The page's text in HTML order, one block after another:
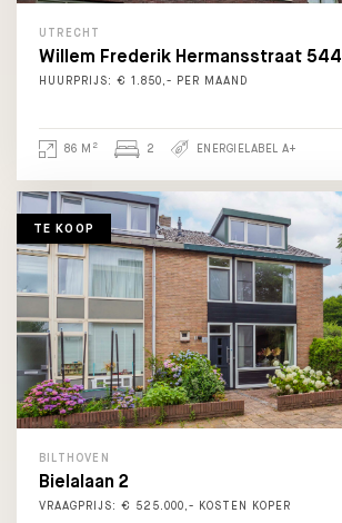
UTRECHT
Willem Frederik Hermansstraat 544
HUURPRIJS: € 1.850,- PER MAAND
86 M 2 2 ENERGIELABEL A+
TE KOOP
BILTHOVEN
Bielalaan 2
VRAAGPRIJS: € 525.000,- KOSTEN KOPER